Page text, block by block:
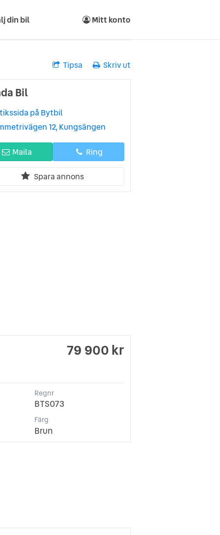
din bil Mitt konto
Tipsa Skriv ut
Bil
på Bytbil
12, Kungsängen
Maila Ring
Spara annons
79 900 kr
Regnr
BTS073
Färg
Brun